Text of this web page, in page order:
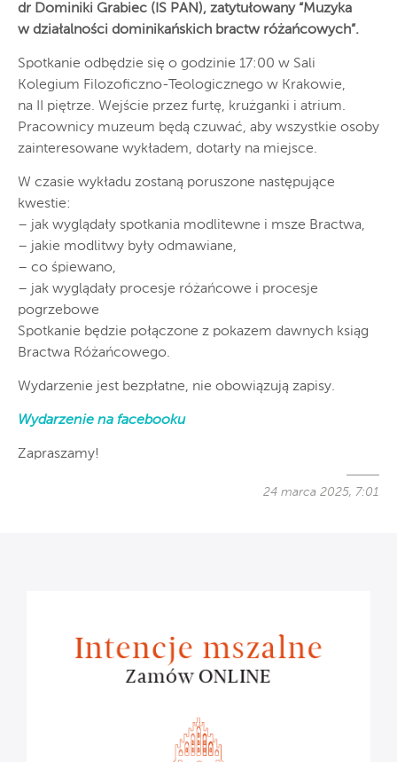
dr Dominiki Grabiec (IS PAN), zatytułowany “Muzyka
w działalności dominikańskich bractw różańcowych”.
Spotkanie odbędzie się o godzinie 17:00 w Sali
Kolegium Filozoficzno-Teologicznego w Krakowie,
na II piętrze. Wejście przez furtę, krużganki i atrium.
Pracownicy muzeum będą czuwać, aby wszystkie osoby
zainteresowane wykładem, dotarły na miejsce.
W czasie wykładu zostaną poruszone następujące
kwestie:
– jak wyglądały spotkania modlitewne i msze Bractwa,
– jakie modlitwy były odmawiane,
– co śpiewano,
– jak wyglądały procesje różańcowe i procesje
pogrzebowe
Spotkanie będzie połączone z pokazem dawnych ksiąg
Bractwa Różańcowego.
Wydarzenie jest bezpłatne, nie obowiązują zapisy.
Wydarzenie na facebooku
Zapraszamy!
24 marca 2025, 7:01